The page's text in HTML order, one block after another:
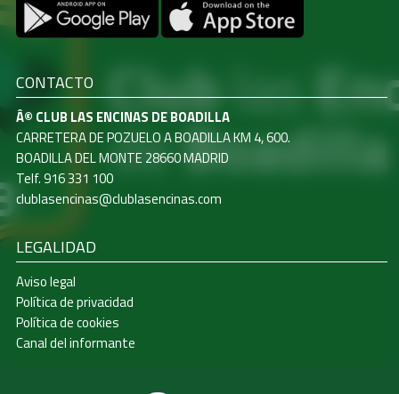
CONTACTO
Â© CLUB LAS ENCINAS DE BOADILLA
CARRETERA DE POZUELO A BOADILLA KM 4, 600.
BOADILLA DEL MONTE 28660 MADRID
Telf. 916 331 100
clublasencinas@clublasencinas.com
LEGALIDAD
Aviso legal
Política de privacidad
Política de cookies
Canal del informante